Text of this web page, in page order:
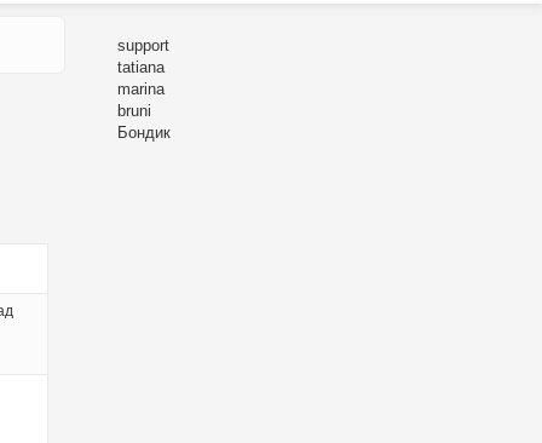
support
tatiana
marina
bruni
Бондик